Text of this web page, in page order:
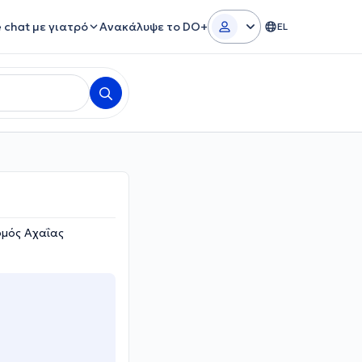
chat με γιατρό Ανακάλυψε το DO+ EL
Αχαΐας